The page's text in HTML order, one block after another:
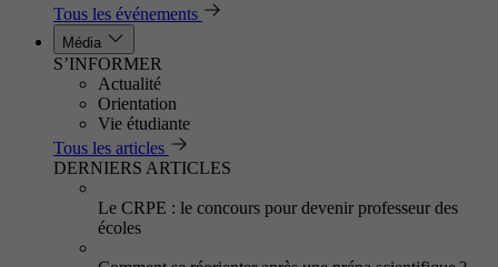
Tous les événements
Média
S’INFORMER
Actualité
Orientation
Vie étudiante
Tous les articles
DERNIERS ARTICLES
Le CRPE : le concours pour devenir professeur des
écoles